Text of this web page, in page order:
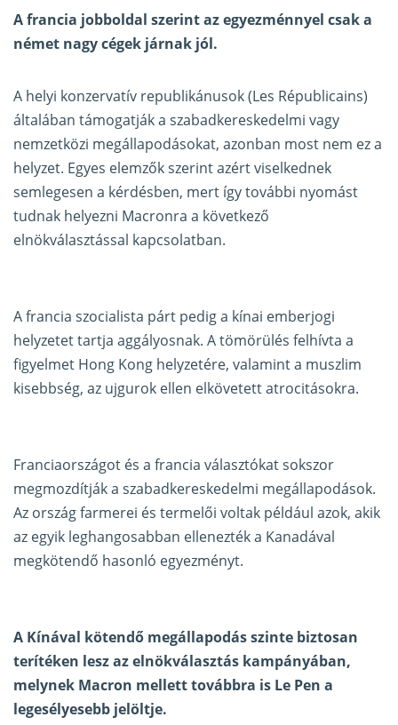
A francia jobboldal szerint az egyezménnyel csak a
német nagy cégek járnak jól.
A helyi konzervatív republikánusok (Les Républicains)
általában támogatják a szabadkereskedelmi vagy
nemzetközi megállapodásokat, azonban most nem ez a
helyzet. Egyes elemzők szerint azért viselkednek
semlegesen a kérdésben, mert így további nyomást
tudnak helyezni Macronra a következő
elnökválasztással kapcsolatban.
A francia szocialista párt pedig a kínai emberjogi
helyzetet tartja aggályosnak. A tömörülés felhívta a
figyelmet Hong Kong helyzetére, valamint a muszlim
kisebbség, az ujgurok ellen elkövetett atrocitásokra.
Franciaországot és a francia választókat sokszor
megmozdítják a szabadkereskedelmi megállapodások.
Az ország farmerei és termelői voltak például azok, akik
az egyik leghangosabban ellenezték a Kanadával
megkötendő hasonló egyezményt.
A Kínával kötendő megállapodás szinte biztosan
terítéken lesz az elnökválasztás kampányában,
melynek Macron mellett továbbra is Le Pen a
legesélyesebb jelöltje.